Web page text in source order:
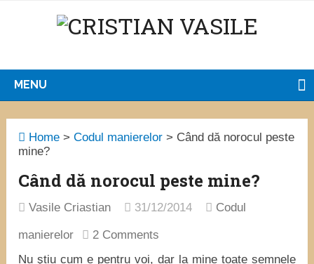
MENU
Home >Codul manierelor > Când dă norocul peste
mine?
Când dă norocul peste mine?
Vasile Criastian 31/12/2014 Codul
manierelor
2 Comments
Nu ştiu cum e pentru voi, dar la mine toate semnele